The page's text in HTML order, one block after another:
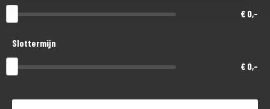
€ 0,-
Slottermijn
€ 0,-